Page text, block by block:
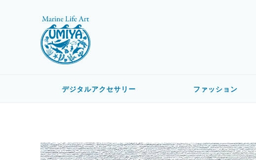
デジタルアクセサリー ファッション